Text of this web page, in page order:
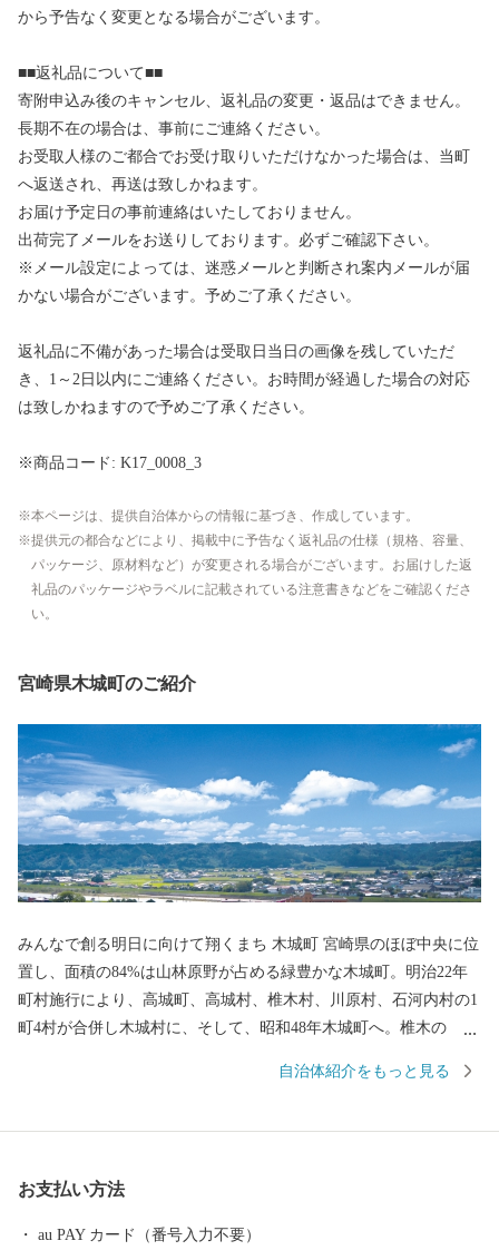
から予告なく変更となる場合がございます。
■■返礼品について■■
寄附申込み後のキャンセル、返礼品の変更・返品はできません。
長期不在の場合は、事前にご連絡ください。
お受取人様のご都合でお受け取りいただけなかった場合は、当町
へ返送され、再送は致しかねます。
お届け予定日の事前連絡はいたしておりません。
出荷完了メールをお送りしております。必ずご確認下さい。
※メール設定によっては、迷惑メールと判断され案内メールが届
かない場合がございます。予めご了承ください。
返礼品に不備があった場合は受取日当日の画像を残していただ
き、1～2日以内にご連絡ください。お時間が経過した場合の対応
は致しかねますので予めご了承ください。
※商品コード: K17_0008_3
本ページは、提供自治体からの情報に基づき、作成しています。
提供元の都合などにより、掲載中に予告なく返礼品の仕様（規格、容量、
パッケージ、原材料など）が変更される場合がございます。お届けした返
礼品のパッケージやラベルに記載されている注意書きなどをご確認くださ
い。
宮崎県木城町のご紹介
みんなで創る明日に向けて翔くまち 木城町 宮崎県のほぼ中央に位
置し、面積の84%は山林原野が占める緑豊かな木城町。明治22年
町村施行により、高城町、高城村、椎木村、川原村、石河内村の1
町4村が合併し木城村に、そして、昭和48年木城町へ。椎木の
があり、山里の魅力を味わいながら絵本に親しむことができま
自治体紹介をもっと見る
お支払い方法
au PAY カード（番号入力不要）